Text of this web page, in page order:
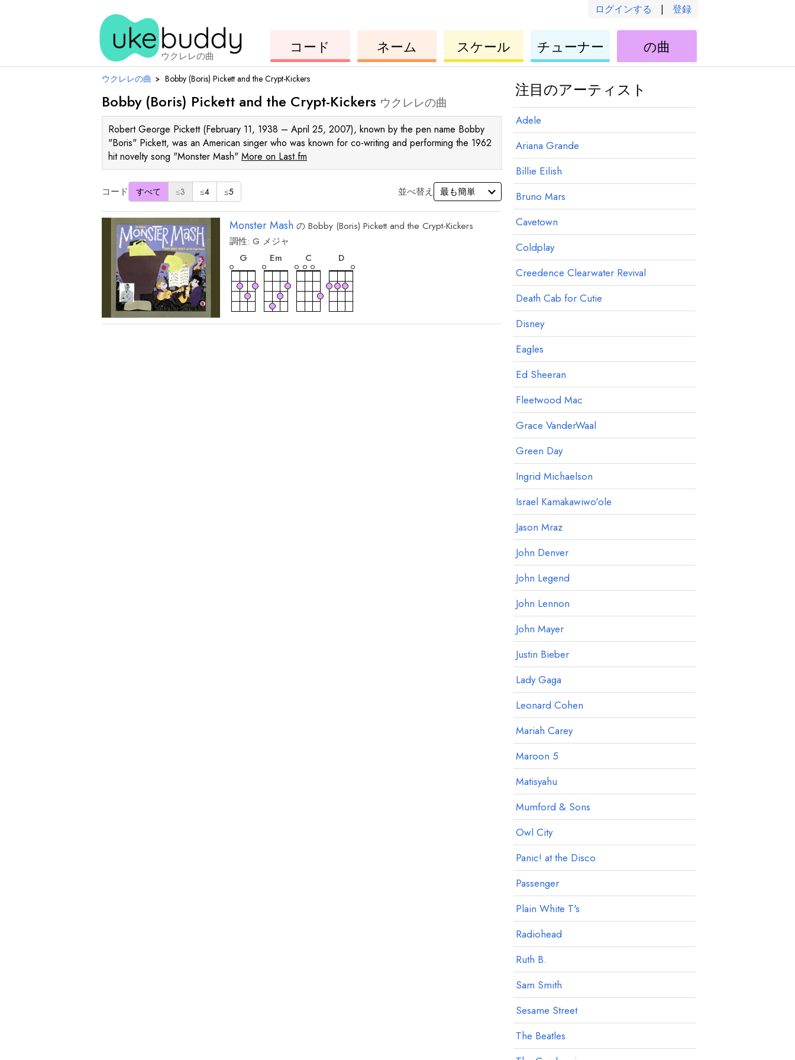
ログインする | 登録
ウクレレの曲 ク
レ
レ
コード
コ
ー
ド
ネーム
ウ
ク
レ
スケール ク
レ
チューナー
ウ
ク
レ
の曲
ウクレレの曲 › Bobby (Boris) Pickett and the Crypt-Kickers
Bobby (Boris) Pickett and the Crypt-Kickers ウクレレの曲
Robert George Pickett (February 11, 1938 – April 25, 2007), known by the pen name Bobby
"Boris" Pickett, was an American singer who was known for co-writing and performing the 1962
hit novelty song "Monster Mash" More on Last.fm
コード すべて ≤3 ≤4 ≤5 並べ替え
Monster Mash の Bobby (Boris) Pickett and the Crypt-Kickers
調性: G メジャ
G
和
Em
和
C D音
注目のアーティスト
Adele
Ariana Grande
Billie Eilish
Bruno Mars
Cavetown
Coldplay
Creedence Clearwater Revival
Death Cab for Cutie
Disney
Eagles
Ed Sheeran
Fleetwood Mac
Grace VanderWaal
Green Day
Ingrid Michaelson
Israel Kamakawiwo'ole
Jason Mraz
John Denver
John Legend
John Lennon
John Mayer
Justin Bieber
Lady Gaga
Leonard Cohen
Mariah Carey
Maroon 5
Matisyahu
Mumford & Sons
Owl City
Panic! at the Disco
Passenger
Plain White T's
Radiohead
Ruth B.
Sam Smith
Sesame Street
The Beatles